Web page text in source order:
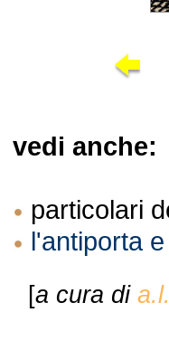
vedi anche:
particolari
l'antiporta
[a cura di